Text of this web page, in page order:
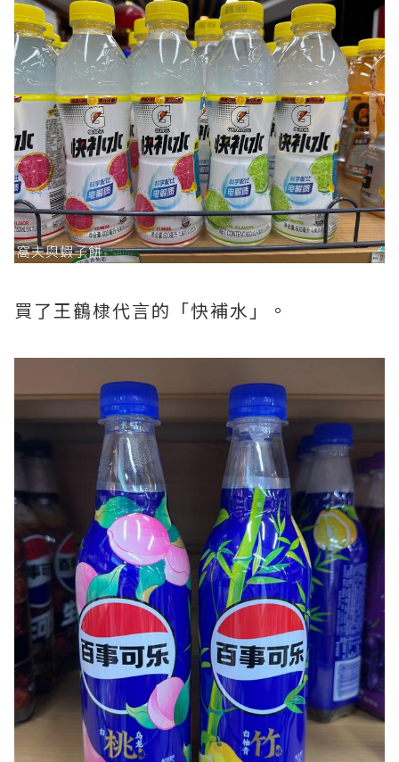
買了王鶴棣代言的「快補水」。